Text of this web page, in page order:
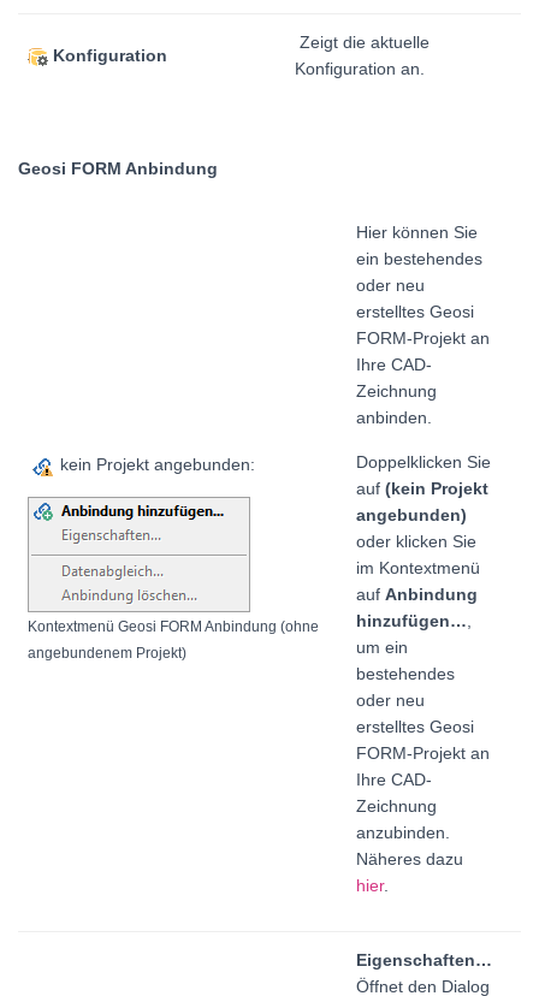
Konfiguration
Zeigt die aktuelle
Konfiguration an.
Geosi FORM Anbindung
kein Projekt angebunden:
Kontextmenü Geosi FORM Anbindung (ohne
angebundenem Projekt)
Hier können Sie
ein bestehendes
oder neu
erstelltes Geosi
FORM-Projekt an
Ihre CAD-
Zeichnung
anbinden.
Doppelklicken Sie
auf (kein Projekt
angebunden)
oder klicken Sie
im Kontextmenü
auf Anbindung
hinzufügen…
um ein
bestehendes
oder neu
erstelltes Geosi
FORM-Projekt an
Ihre CAD-
Zeichnung
anzubinden.
Näheres dazu
hier.
Eigenschaften…
Öffnet den Dialog